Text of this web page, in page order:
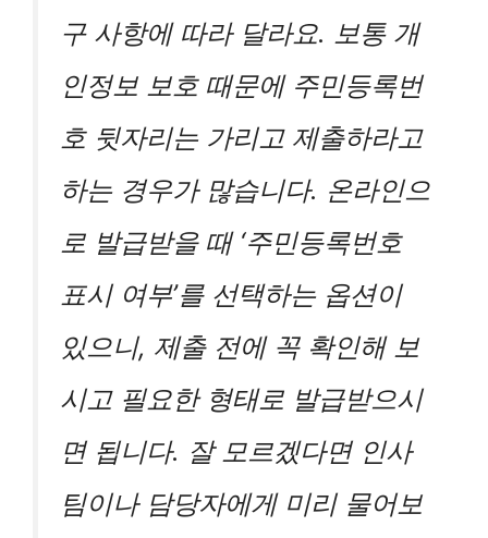
구 사항에 따라 달라요. 보통 개
인정보 보호 때문에 주민등록번
호 뒷자리는 가리고 제출하라고
하는 경우가 많습니다. 온라인으
로 발급받을 때 ‘주민등록번호
표시 여부’를 선택하는 옵션이
있으니, 제출 전에 꼭 확인해 보
시고 필요한 형태로 발급받으시
면 됩니다. 잘 모르겠다면 인사
팀이나 담당자에게 미리 물어보